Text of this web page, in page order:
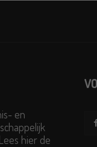
en
hier de